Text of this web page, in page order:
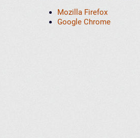
Mozilla Firefox
Google Chrome